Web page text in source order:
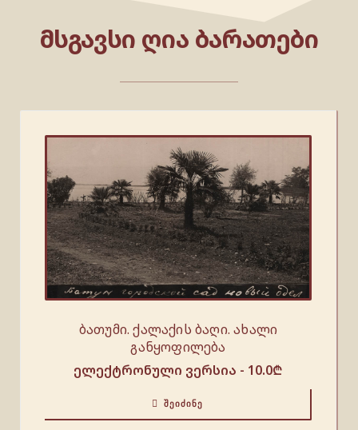
ᲛᲡᲒᲐᲕᲡᲘ ᲦᲘᲐ ᲑᲐᲠᲐᲗᲔᲑᲘ
ბათუმი. ქალაქის ბაღი. ახალი
განყოფილება
ელექტრონული ვერსია - 10.0₾
ᲨᲔᲘᲫᲘᲜᲔ